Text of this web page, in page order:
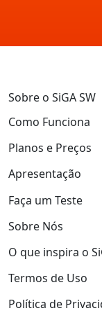
Sobre o SiGA SW
Como Funciona
Planos e Preços
Apresentação
Faça um Teste
Sobre Nós
O que inspira o
Termos de Uso
Política de